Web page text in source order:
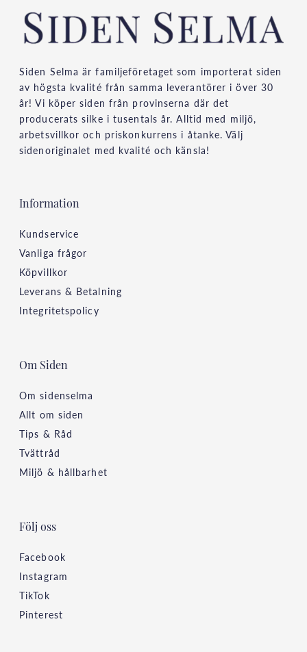
Siden Selma är familjeföretaget som importerat siden
av högsta kvalité från samma leverantörer i över 30
år! Vi köper siden från provinserna där det
producerats silke i tusentals år. Alltid med miljö,
arbetsvillkor och priskonkurrens i åtanke. Välj
sidenoriginalet med kvalité och känsla!
Information
Kundservice
Vanliga frågor
Köpvillkor
Leverans & Betalning
Integritetspolicy
Om Siden
Om sidenselma
Allt om siden
Tips & Råd
Tvättråd
Miljö & hållbarhet
Följ oss
Facebook
Instagram
TikTok
Pinterest